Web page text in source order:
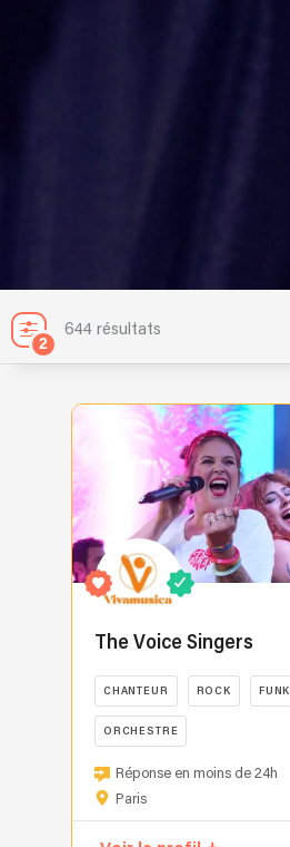
2
644 résultats
The Voice Singers
CHANTEUR ROCK FUNK
ORCHESTRE
Une
chanteuse
Réponse en moins de 24h
Paris